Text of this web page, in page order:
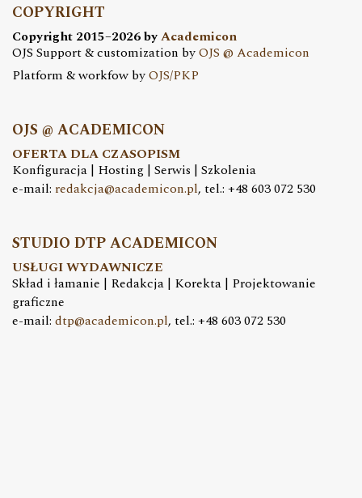
COPYRIGHT
Copyright 2015–2026 byAcademicon
OJS Support & customization byOJS @ Academicon
Platform & workfow byOJS/PKP
OJS @ ACADEMICON
OFERTA DLA CZASOPISM
Konfiguracja | Hosting | Serwis | Szkolenia
e-mail: redakcja@academicon.pl, tel.: +48 603 072 530
STUDIO DTP ACADEMICON
USŁUGI WYDAWNICZE
Skład i łamanie | Redakcja | Korekta | Projektowanie
graficzne
e-mail: dtp@academicon.pl, tel.: +48 603 072 530